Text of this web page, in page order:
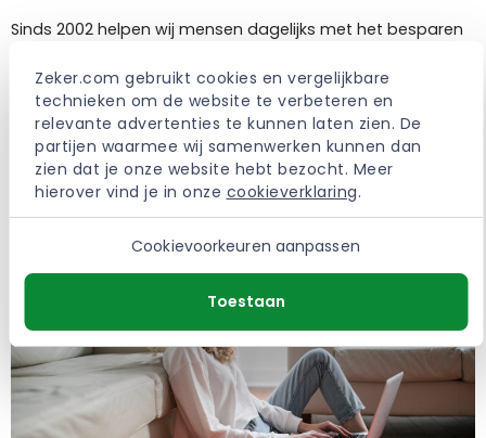
Zeker.com gebruikt cookies en vergelijkbare
technieken om de website te verbeteren en
relevante advertenties te kunnen laten zien. De
partijen waarmee wij samenwerken kunnen dan
zien dat je onze website hebt bezocht. Meer
hierover vind je in onze cookieverklaring.
Cookievoorkeuren aanpassen
Toestaan
Sinds 2002 helpen wij mensen dagelijks met het besparen
beste deals te verzamelen waardoor bespaard of
verbeterd kan worden.
> Meer over Zeker.com